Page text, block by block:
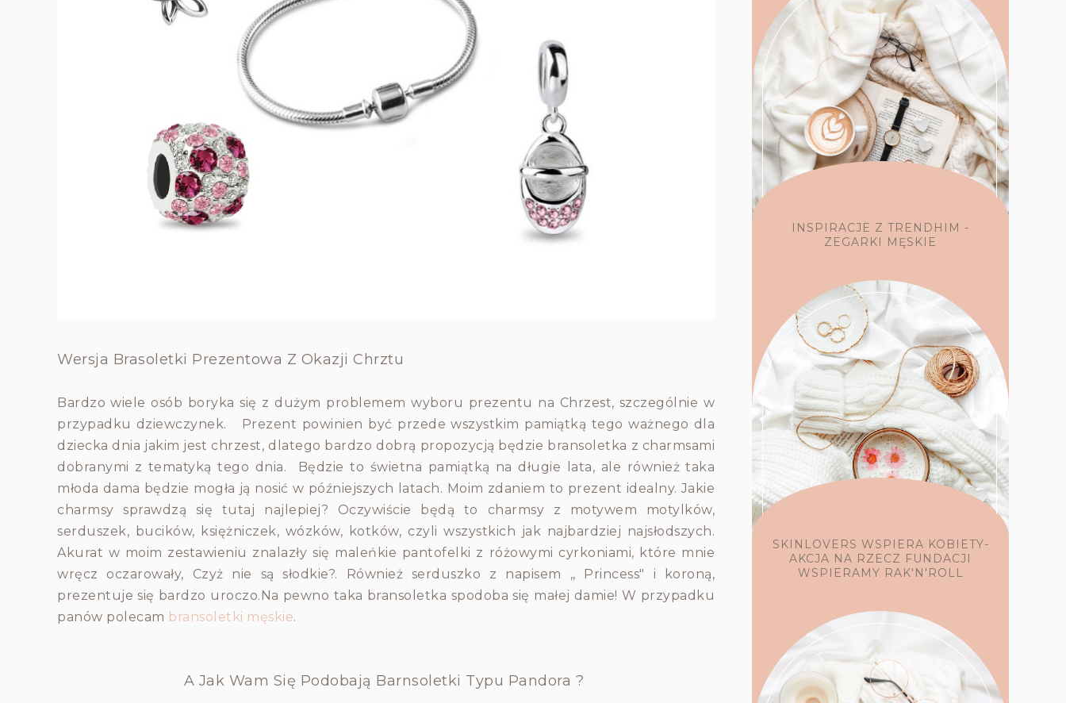
Wersja Brasoletki Prezentowa Z Okazji Chrztu
Bardzo wiele osób boryka się z dużym problemem wyboru prezentu na Chrzest, szczególnie w
przypadku dziewczynek.
Prezent powinien być przede wszystkim pamiątką tego ważnego dla
dziecka dnia jakim jest chrzest, dlatego bardzo dobrą propozycją będzie bransoletka z charmsami
dobranymi z tematyką tego dnia. Będzie to świetna pamiątką na długie lata, ale również taka
młoda dama będzie mogła ją nosić w późniejszych latach. Moim zdaniem to prezent idealny. Jakie
charmsy sprawdzą się tutaj najlepiej? Oczywiście będą to charmsy z motywem motylków,
serduszek, bucików, księżniczek, wózków, kotków, czyli wszystkich jak najbardziej najsłodszych.
Akurat w moim zestawieniu znalazły się maleńkie pantofelki z różowymi cyrkoniami, które mnie
wręcz oczarowały, Czyż nie są słodkie?. Również serduszko z napisem ,, Princess" i koroną,
prezentuje się bardzo uroczo.Na pewno taka bransoletka spodoba się małej damie! W przypadku
panów polecam bransoletki męskie.
A Jak Wam Się Podobają Barnsoletki Typu Pandora ?
INSPIRACJE Z TRENDHIM -
ZEGARKI MĘSKIE
SKINLOVERS WSPIERA KOBIETY-
AKCJA NA RZECZ FUNDACJI
WSPIERAMY RAK'N'ROLL